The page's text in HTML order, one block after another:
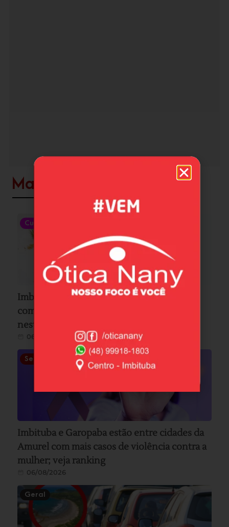
Mais
Cultura
Imbituba lança jogo cultural “Cadê o Boi?”
com evento gratuito na Biblioteca Pública
nesta sexta-feira
06/08/2026
Segurança
Imbituba e Garopaba estão entre cidades da
Amurel com mais casos de violência contra a
mulher; veja ranking
06/08/2026
Geral